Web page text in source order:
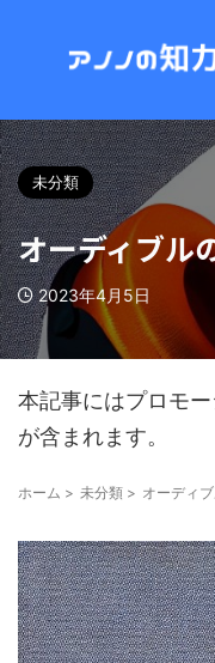
未分類
オーディブル
2023年4月5日
本記事にはプロモ
が含まれます。
ホーム > 未分類 > オーディ